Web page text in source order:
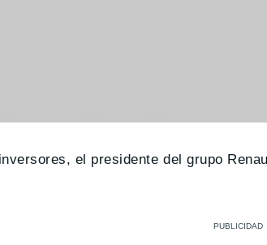
el presidente del grupo